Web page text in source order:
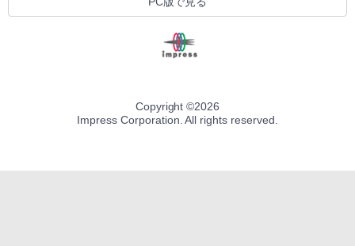
Copyright ©2026
Impress Corporation. All rights reserved.